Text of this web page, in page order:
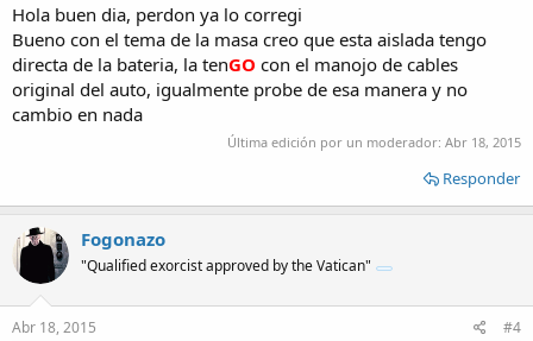
Hola buen dia, perdon ya lo corregi
Bueno con el tema de la masa creo que esta aislada tengo
directa de la bateria, la tenGO con el manojo de cables
original del auto, igualmente probe de esa manera y no
cambio en nada
Última edición por un moderador: Abr 18, 2015
Responder
Fogonazo
"Qualified exorcist approved by the Vatican"
Abr 18, 2015 #4